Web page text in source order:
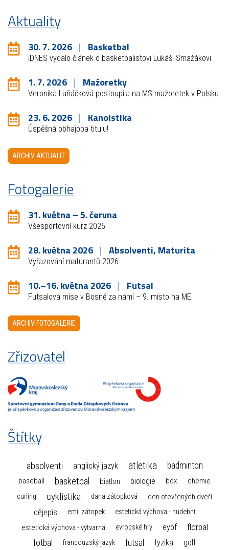
Aktuality
30. 7. 2026 Basketbal
iDNES vydalo článek o basketbalistovi Lukáši Smažákovi
1. 7. 2026 Mažoretky
Veronika Luňáčková postoupila na MS mažoretek v Polsku
23. 6. 2026 Kanoistika
Úspěšná obhajoba titulu!
ARCHIV AKTUALIT
Fotogalerie
31. května – 5. června
Všesportovní kurz 2026
28. května 2026 Absolventi, Maturita
Vyřazování maturantů 2026
10.–16. května 2026 Futsal
Futsalová mise v Bosně za námi – 9. místo na ME
ARCHIV FOTOGALERIE
Zřizovatel
Štítky
absolventi anglický jazyk atletika badminton
baseball basketbal biatlon biologie box chemie
curling cyklistika dana zátopková den otevřených dveří
dějepis emil zátopek estetická výchova - hudební
estetická výchova - výtvarná evropské hry eyof florbal
fotbal francouzský jazyk futsal fyzika golf